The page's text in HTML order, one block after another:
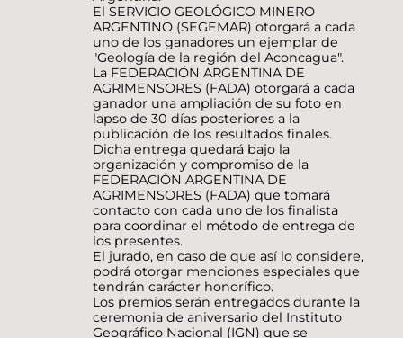
El SERVICIO GEOLÓGICO MINERO
ARGENTINO (SEGEMAR) otorgará a cada
uno de los ganadores un ejemplar de
"Geología de la región del Aconcagua".
La FEDERACIÓN ARGENTINA DE
AGRIMENSORES (FADA) otorgará a cada
ganador una ampliación de su foto en
lapso de 30 días posteriores a la
publicación de los resultados finales.
Dicha entrega quedará bajo la
organización y compromiso de la
FEDERACIÓN ARGENTINA DE
AGRIMENSORES (FADA) que tomará
contacto con cada uno de los finalista
para coordinar el método de entrega de
los presentes.
El jurado, en caso de que así lo considere,
podrá otorgar menciones especiales que
tendrán carácter honorífico.
Los premios serán entregados durante la
ceremonia de aniversario del Instituto
Geográfico Nacional (IGN) que se